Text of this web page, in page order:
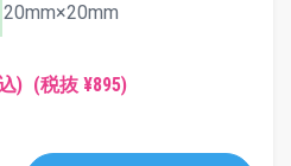
20mm×20mm
) (税抜 ¥895)